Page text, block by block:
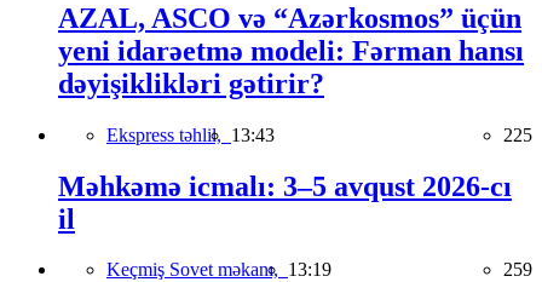
AZAL, ASCO və “Azərkosmos” üçün
yeni idarəetmə modeli: Fərman hansı
dəyişiklikləri gətirir?
Ekspress təhlil, 13:43 225
Məhkəmə icmalı: 3–5 avqust 2026-cı
il
Keçmiş Sovet məkanı, 13:19 259